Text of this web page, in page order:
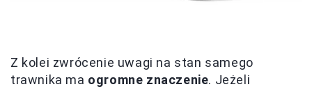
Z kolei zwrócenie uwagi na stan samego
trawnika ma ogromne znaczenie. Jeżeli